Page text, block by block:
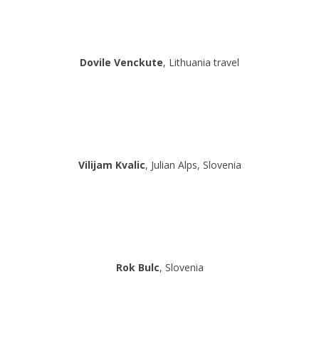
Dovile Venckute, Lithuania travel
Vilijam Kvalic, Julian Alps, Slovenia
Rok Bulc, Slovenia